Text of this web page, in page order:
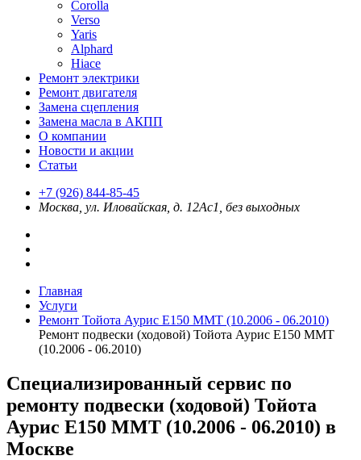
Corolla
Verso
Yaris
Alphard
Hiace
Ремонт электрики
Ремонт двигателя
Замена сцепления
Замена масла в АКПП
О компании
Новости и акции
Статьи
+7 (926) 844-85-45
Москва, ул. Иловайская, д. 12Ас1, без выходных
Главная
Услуги
Ремонт Тойота Аурис E150 MMT (10.2006 - 06.2010)
Ремонт подвески (ходовой) Тойота Аурис E150 MMT
(10.2006 - 06.2010)
Специализированный сервис по
ремонту подвески (ходовой) Тойота
Аурис E150 MMT (10.2006 - 06.2010) в
Москве